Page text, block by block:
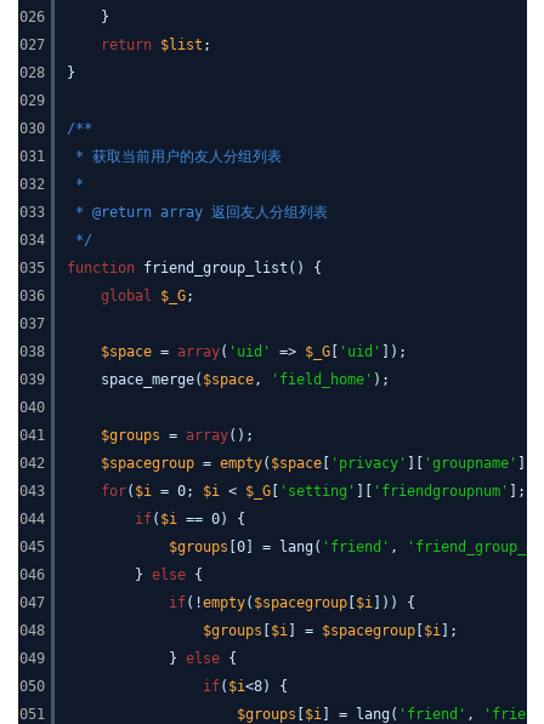
026
027
028
029
030
031
032
033
034
035
036
037
038
039
040
041
042
043
044
045
046
047
048
049
050
051
}
return $list ;
}
/**
* 获取当前用户的友人分组列表
*
* @return array 返回友人分组列表
*/
function friend_group_list() {
global
$_G;
$space = array( 'uid' => $_G 'uid'
]);
space_merge( $space, 'field_home' );
$groups = array();
$spacegroup = empty( $space 'privacy' 'groupname'
for( $i = 0; $i < $_G 'setting' 'friendgroupnum' ];
if( $i == 0) {
$groups [0] = lang( 'friend' ,
} else {
if(!empty( $spacegroup $i ])) {
$groups
$i ] = $spacegroup $i ];
} else {
if( $i<8) {
$groups
$i ] = lang( 'friend' ,